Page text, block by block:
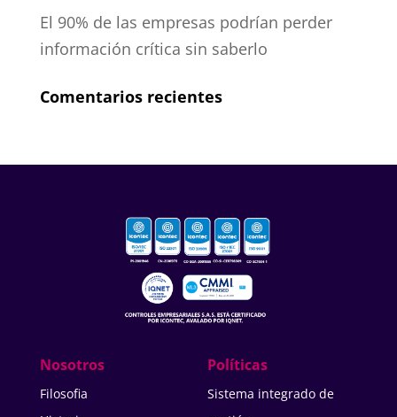
El 90% de las empresas podrían perder
información crítica sin saberlo
Comentarios recientes
Nosotros
Filosofia
Políticas
Sistema integrado de